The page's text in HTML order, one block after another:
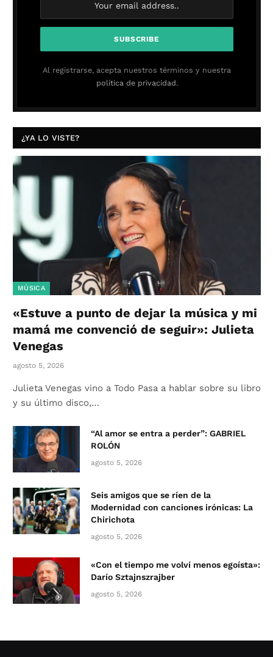
Al registrarse, acepta nuestros términos y nuestra
política de privacidad.
¿YA LO VISTE?
MÚSICA
«Estuve a punto de dejar la música y mi
mamá me convenció de seguir»: Julieta
Venegas
agosto 5, 2026
Julieta Venegas vino a Todo Pasa a hablar sobre su libro
y su último disco,…
“Al amor se entra a perder”: GABRIEL
ROLÓN
agosto 5, 2026
Seis amigos que se ríen de la
Modernidad con canciones irónicas: La
Chirichota
agosto 5, 2026
«Con el tiempo me volví menos egoísta»:
Darío Sztajnszrajber
agosto 5, 2026